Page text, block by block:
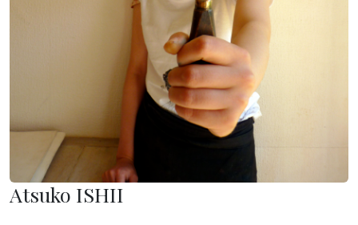
Atsuko ISHII